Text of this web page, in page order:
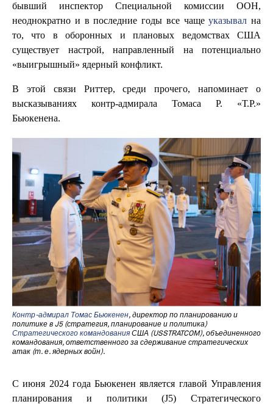
бывший инспектор Специальной комиссии ООН,
неоднократно и в последние годы все чащеуказывал на
то, что в оборонных и плановых ведомствах США
существует настрой, направленный на потенциально
«выигрышный» ядерный конфликт.
В этой связи Риттер, среди прочего, напоминает о
высказываниях контр-адмирала Томаса Р. «Т.Р.»
Бьюкенена.
Контр-адмирал Томас Бьюкенен, директор по планированию и
политике в J5 (стратегия, планирование и политика)
Стратегического командования США (USSTRATCOM), объединенного
командования, ответственного за сдерживание стратегических
атак (т. е. ядерных войн).
С июня 2024 года Бьюкенен является главой Управления
планирования и политики (J5) Стратегического